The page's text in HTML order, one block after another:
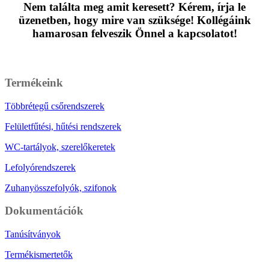
Nem találta meg amit keresett? Kérem, írja le
üzenetben, hogy mire van szüksége! Kollégáink
hamarosan felveszik Önnel a kapcsolatot!
Termékeink
Többrétegű csőrendszerek
Felületfűtési, hűtési rendszerek
WC-tartályok, szerelőkeretek
Lefolyórendszerek
Zuhanyösszefolyók, szifonok
Dokumentációk
Tanúsítványok
Termékismertetők